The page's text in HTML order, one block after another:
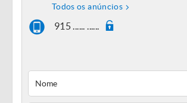
Todos os anúncios
915 ...... ......